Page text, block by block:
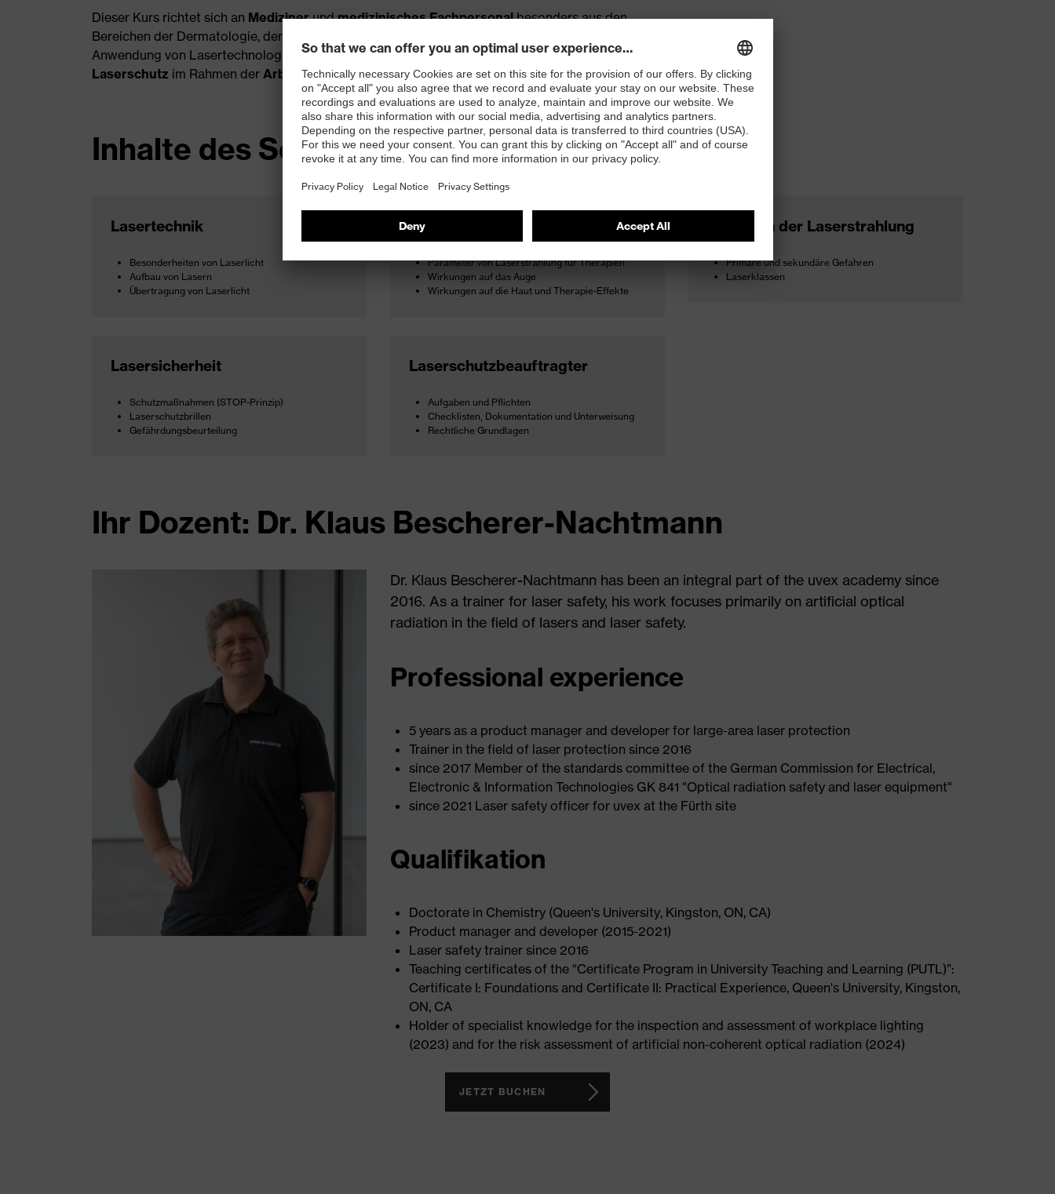
Dieser Kurs richtet sich an Medizinerundmedizinisches Fachpersonalbesonders aus den
Bereichen der Dermatologie, der Ophthalmologie und der Gynäkologie und alle, die sich für die
Anwendung von Lasertechnologie in der Medizin interessieren und sichWissen über den
Laserschutz im Rahmen der Arbeitssicherheitaneignen möchten.
Inhalte des Seminars
Lasertechnik
Besonderheiten von Laserlicht
Aufbau von Lasern
Übertragung von Laserlicht
Biologische Wirkungen
Parameter von Laserstrahlung für Therapien
Wirkungen auf das Auge
Wirkungen auf die Haut und Therapie-Effekte
Gefahren der Laserstrahlung
Primäre und sekundäre Gefahren
Laserklassen
Lasersicherheit
Schutzmaßnahmen (STOP-Prinzip)
Laserschutzbrillen
Gefährdungsbeurteilung
Laserschutzbeauftragter
Aufgaben und Pflichten
Checklisten, Dokumentation und Unterweisung
Rechtliche Grundlagen
Ihr Dozent: Dr. Klaus Bescherer-Nachtmann
Dr. Klaus Bescherer-Nachtmann has been an integral part of the uvex academy since
2016. As a trainer for laser safety, his work focuses primarily on artificial optical
radiation in the field of lasers and laser safety.
Professional experience
5 years as a product manager and developer for large-area laser protection
Trainer in the field of laser protection since 2016
since 2017 Member of the standards committee of the German Commission for Electrical,
Electronic & Information Technologies GK 841 "Optical radiation safety and laser equipment"
since 2021 Laser safety officer for uvex at the Fürth site
Qualifikation
Doctorate in Chemistry (Queen's University, Kingston, ON, CA)
Product manager and developer (2015-2021)
Laser safety trainer since 2016
Teaching certificates of the “Certificate Program in University Teaching and Learning (PUTL)”:
Certificate I: Foundations and Certificate II: Practical Experience, Queen's University, Kingston,
ON, CA
Holder of specialist knowledge for the inspection and assessment of workplace lighting
(2023) and for the risk assessment of artificial non-coherent optical radiation (2024)
JETZT BUCHEN